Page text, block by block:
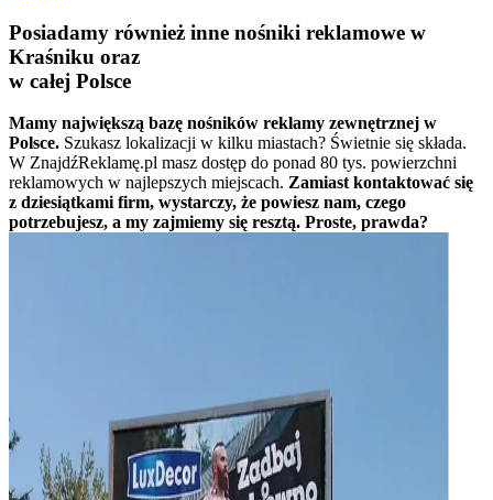
Posiadamy również inne nośniki reklamowe w
Kraśniku oraz
w całej Polsce
Mamy największą bazę nośników reklamy zewnętrznej w
Polsce. Szukasz lokalizacji w kilku miastach? Świetnie się składa.
W ZnajdźReklamę.pl masz dostęp do ponad 80 tys. powierzchni
reklamowych w najlepszych miejscach. Zamiast kontaktować się
z dziesiątkami firm, wystarczy, że powiesz nam, czego
potrzebujesz, a my zajmiemy się resztą. Proste, prawda?